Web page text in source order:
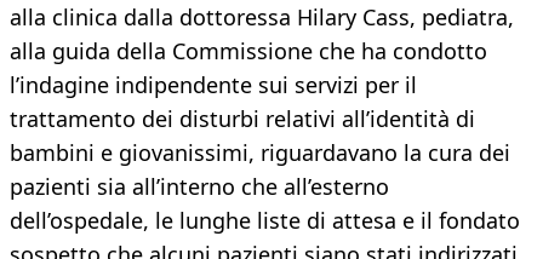
alla clinica dalla dottoressa Hilary Cass, pediatra,
alla guida della Commissione che ha condotto
l’indagine indipendente sui servizi per il
trattamento dei disturbi relativi all’identità di
bambini e giovanissimi, riguardavano la cura dei
pazienti sia all’interno che all’esterno
dell’ospedale, le lunghe liste di attesa e il fondato